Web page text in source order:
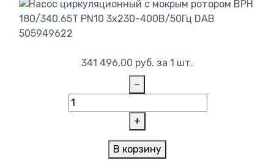
341 496,00 руб. за 1 шт.
−
+
В корзину